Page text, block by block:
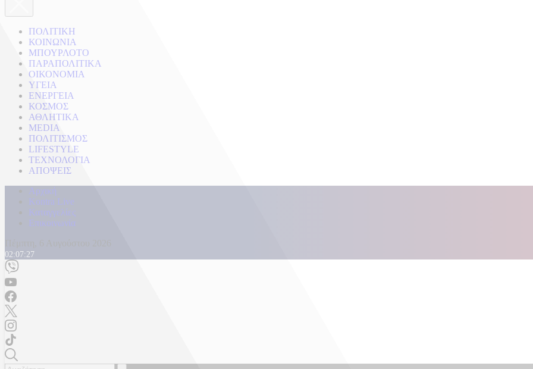
ΠΟΛΙΤΙΚΗ
ΚΟΙΝΩΝΙΑ
ΜΠΟΥΡΛΟΤΟ
ΠΑΡΑΠΟΛΙΤΙΚΑ
ΟΙΚΟΝΟΜΙΑ
ΥΓΕΙΑ
ΕΝΕΡΓΕΙΑ
ΚΟΣΜΟΣ
ΑΘΛΗΤΙΚΑ
MEDIA
ΠΟΛΙΤΙΣΜΟΣ
LIFESTYLE
ΤΕΧΝΟΛΟΓΙΑ
ΑΠΟΨΕΙΣ
Αρχική
Kontra Live
Καταγγελίες
Επικοινωνία
02:07:29